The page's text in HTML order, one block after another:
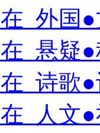
外国
悬疑
诗歌
人文